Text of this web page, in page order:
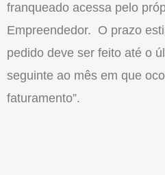
franqueado acessa pelo
Empreendedor. O prazo
pedido deve ser feito até o
seguinte ao mês em que
faturamento”.